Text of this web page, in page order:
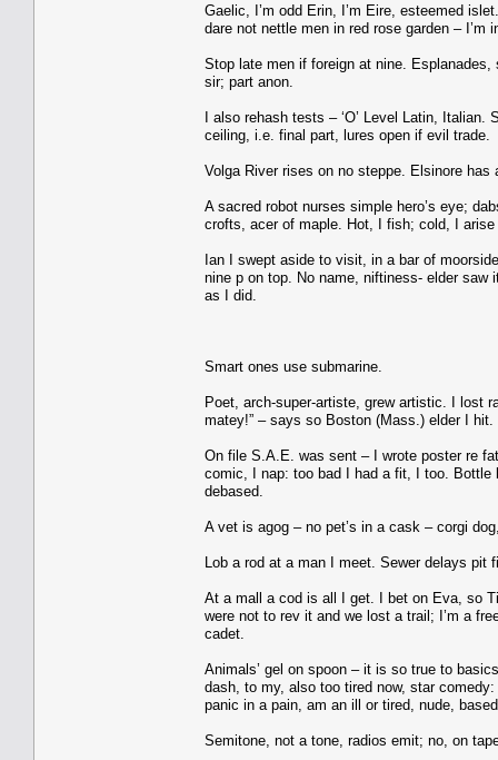
Gaelic, I’m odd Erin, I’m Eire, esteemed
dare not nettle men in red rose garden – I’m
Stop late men if foreign at nine.
sir; part anon.
I also rehash tests – ‘O’ Level Latin,
ceiling, i.e. final part, lures open if evil trade.
Volga River rises on no steppe. Elsinore
A sacred robot nurses simple hero’s eye;
crofts, acer of maple. Hot, I fish; cold, I
Ian I swept aside to visit, in a bar of
nine p on top. No name, niftiness- elder saw
as I did.
Smart ones use submarine.
Poet, arch-super-artiste, grew artistic. I lost
matey!” – says so Boston (Mass.) elder I hit.
On file S.A.E. was sent – I wrote poster re
comic, I nap: too bad I had a fit, I too.
debased.
A vet is agog – no pet’s in a cask – corgi
Lob a rod at a man I meet. Sewer delays pit
At a mall a cod is all I get. I bet on Eva, so
were not to rev it and we lost a trail; I’m a
cadet.
Animals’ gel on spoon – it is so true to
dash, to my, also too tired now, star
panic in a pain, am an ill or tired, nude,
Semitone, not a tone, radios emit; no, on